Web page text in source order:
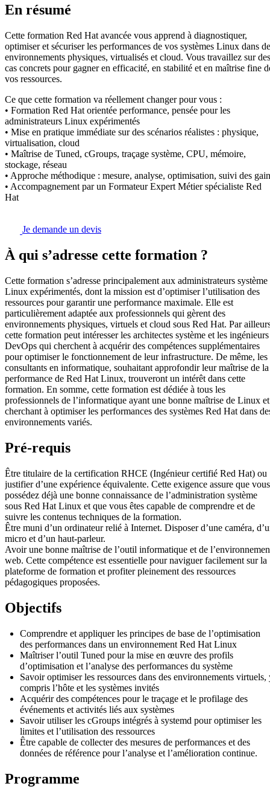
En résumé
Cette formation Red Hat avancée vous apprend à diagnostiquer,
optimiser et sécuriser les performances de vos systèmes Linux dans
environnements physiques, virtualisés et cloud. Vous travaillez sur des
cas concrets pour gagner en efficacité, en stabilité et en maîtrise fine
vos ressources.
Ce que cette formation va réellement changer pour vous :
• Formation Red Hat orientée performance, pensée pour les
administrateurs Linux expérimentés
• Mise en pratique immédiate sur des scénarios réalistes : physique,
virtualisation, cloud
• Maîtrise de Tuned, cGroups, traçage système, CPU, mémoire,
stockage, réseau
• Approche méthodique : mesure, analyse, optimisation, suivi des
• Accompagnement par un Formateur Expert Métier spécialiste Red
Hat
Je demande un devis
À qui s’adresse cette formation ?
Cette formation s’adresse principalement aux administrateurs système
Linux expérimentés, dont la mission est d’optimiser l’utilisation des
ressources pour garantir une performance maximale. Elle est
particulièrement adaptée aux professionnels qui gèrent des
environnements physiques, virtuels et cloud sous Red Hat. Par
cette formation peut intéresser les architectes système et les ingénieurs
DevOps qui cherchent à acquérir des compétences supplémentaires
pour optimiser le fonctionnement de leur infrastructure. De même, les
consultants en informatique, souhaitant approfondir leur maîtrise de la
performance de Red Hat Linux, trouveront un intérêt dans cette
formation. En somme, cette formation est dédiée à tous les
professionnels de l’informatique ayant une bonne maîtrise de Linux et
cherchant à optimiser les performances des systèmes Red Hat dans
environnements variés.
Pré-requis
Être titulaire de la certification RHCE (Ingénieur certifié Red Hat) ou
justifier d’une expérience équivalente. Cette exigence assure que vous
possédez déjà une bonne connaissance de l’administration système
sous Red Hat Linux et que vous êtes capable de comprendre et de
suivre les contenus techniques de la formation.
Être muni d’un ordinateur relié à Internet. Disposer d’une caméra,
micro et d’un haut-parleur.
Avoir une bonne maîtrise de l’outil informatique et de
web. Cette compétence est essentielle pour naviguer facilement sur la
plateforme de formation et profiter pleinement des ressources
pédagogiques proposées.
Objectifs
Comprendre et appliquer les principes de base de l’optimisation
des performances dans un environnement Red Hat Linux
Maîtriser l’outil Tuned pour la mise en œuvre des profils
d’optimisation et l’analyse des performances du système
Savoir optimiser les ressources dans des environnements virtuels,
compris l’hôte et les systèmes invités
Acquérir des compétences pour le traçage et le profilage des
événements et activités liés aux systèmes
Savoir utiliser les cGroups intégrés à systemd pour optimiser les
limites et l’utilisation des ressources
Être capable de collecter des mesures de performances et des
données de référence pour l’analyse et l’amélioration continue.
Programme